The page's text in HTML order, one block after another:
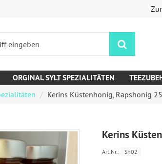
ORGINAL SYLT SPEZIALITÄTEN
Kerins Küstenhonig, Rapshonig
Kerins
Art.Nr.: Sh02